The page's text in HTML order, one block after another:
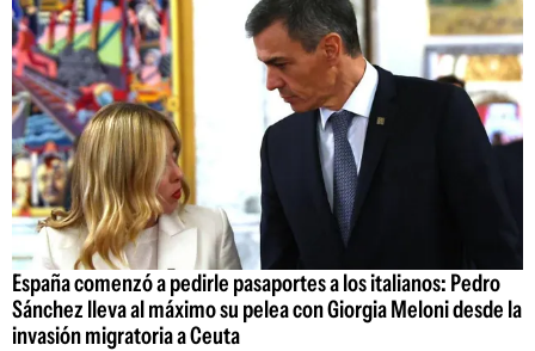
España comenzó a pedirle pasaportes a los italianos: Pedro
Sánchez lleva al máximo su pelea con Giorgia Meloni desde la
invasión migratoria a Ceuta